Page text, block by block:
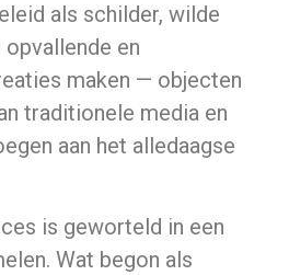
als schilder, wilde
en
maken — objecten
traditionele media en
aan het alledaagse
is geworteld in een
Wat begon als